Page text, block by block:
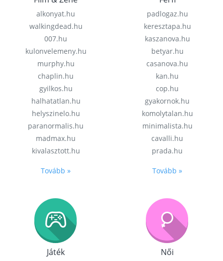
alkonyat.hu
walkingdead.hu
007.hu
kulonvelemeny.hu
murphy.hu
chaplin.hu
gyilkos.hu
halhatatlan.hu
helyszinelo.hu
paranormalis.hu
madmax.hu
kivalasztott.hu
Tovább »
padlogaz.hu
keresztapa.hu
kaszanova.hu
betyar.hu
casanova.hu
kan.hu
cop.hu
gyakornok.hu
komolytalan.hu
minimalista.hu
cavalli.hu
prada.hu
Tovább »
Játék Női